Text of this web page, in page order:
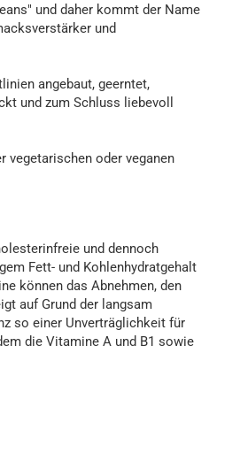
und daher kommt der Name
und
angebaut, geerntet,
und zum Schluss liebevoll
vegetarischen oder veganen
und dennoch
Fett- und Kohlenhydratgehalt
können das Abnehmen, den
auf Grund der langsam
so einer Unverträglichkeit für
die Vitamine A und B1 sowie